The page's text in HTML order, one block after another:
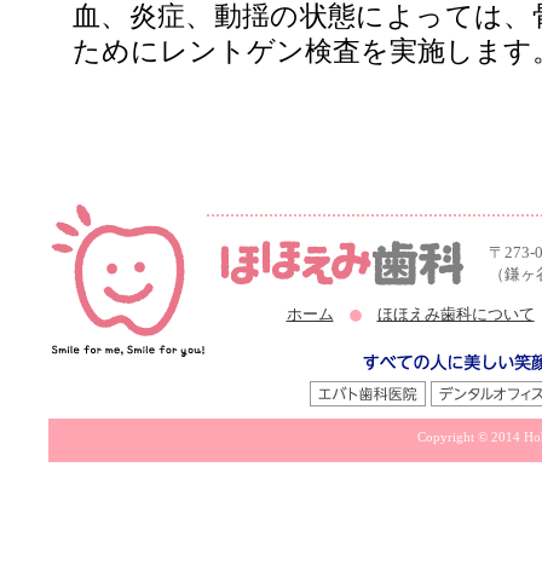
血、炎症、動揺の状態によっては
ためにレントゲン検査を実施します
〒273-
（鎌
ホーム ほほえみ歯科について
Copyright © 2014